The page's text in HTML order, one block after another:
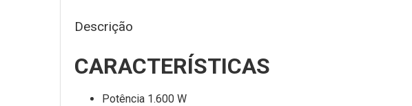
Descrição
CARACTERÍSTICAS
Potência 1.600 W